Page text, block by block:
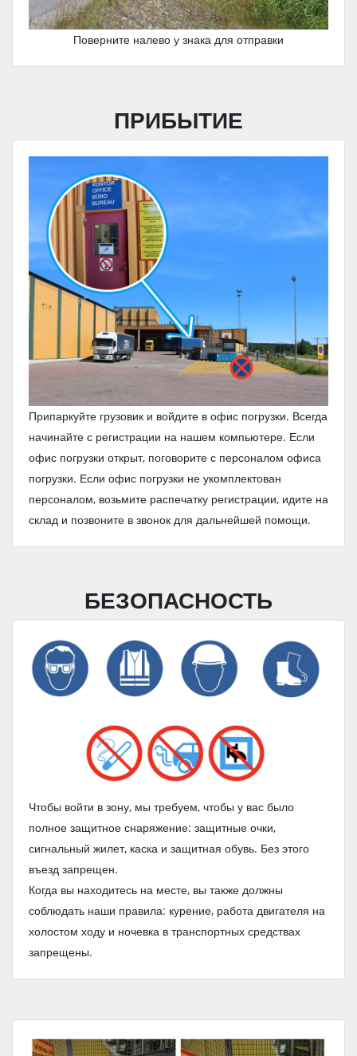
Поверните налево у знака для отправки
ПРИБЫТИЕ
Припаркуйте грузовик и войдите в офис погрузки. Всегда
начинайте с регистрации на нашем компьютере. Если
офис погрузки открыт, поговорите с персоналом офиса
погрузки. Если офис погрузки не укомплектован
персоналом, возьмите распечатку регистрации, идите на
склад и позвоните в звонок для дальнейшей помощи.
БЕЗОПАСНОСТЬ
Чтобы войти в зону, мы требуем, чтобы у вас было
полное защитное снаряжение: защитные очки,
сигнальный жилет, каска и защитная обувь. Без этого
въезд запрещен.
Когда вы находитесь на месте, вы также должны
соблюдать наши правила: курение, работа двигателя на
холостом ходу и ночевка в транспортных средствах
запрещены.